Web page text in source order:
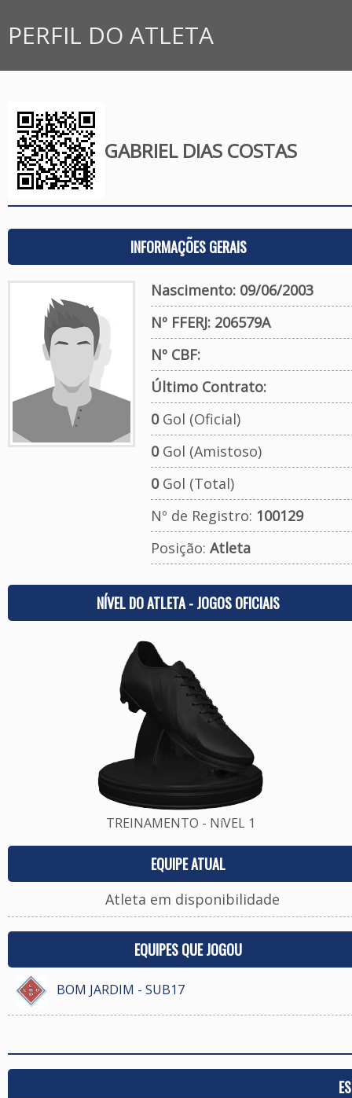
PERFIL DO ATLETA
GABRIEL DIAS COSTAS
INFORMAÇÕES GERAIS
Nascimento: 09/06/2003
Nº FFERJ: 206579A
Nº CBF:
Último Contrato:
0Gol (Oficial)
0Gol (Amistoso)
0Gol (Total)
Nº de Registro: 100129
Posição: Atleta
NÍVEL DO ATLETA - JOGOS OFICIAIS
TREINAMENTO - NíVEL 1
EQUIPE ATUAL
Atleta em disponibilidade
EQUIPES QUE JOGOU
BOM JARDIM - SUB17